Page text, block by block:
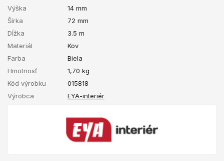
Výška
14 mm
Šírka
72 mm
Dĺžka
3.5 m
Materiál
Kov
Farba
Biela
Hmotnosť
1,70 kg
Kód výrobku
015818
Výrobca
EYA-interiér